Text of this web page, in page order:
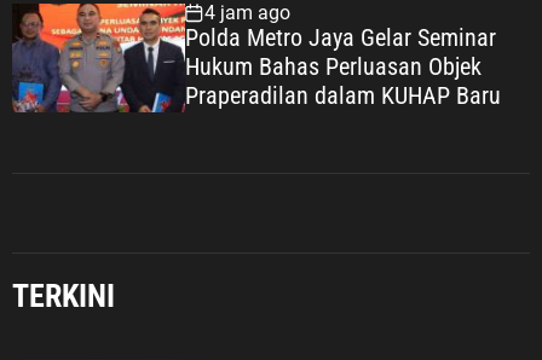
4 jam ago
Polda Metro Jaya Gelar Seminar
Hukum Bahas Perluasan Objek
Praperadilan dalam KUHAP Baru
TERKINI